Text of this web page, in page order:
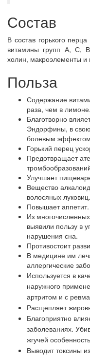
Состав
В состав горького
витамины групп А, С,
холин, макроэлементы и
Польза
Содержание
раза, чем в лимоне.
Благотворно
Эндорфины, в
болевым
Горький перец
Предотвращает
Улучшает
Вещество
волосяных луковиц.
Повышает аппетит.
Из
выявили пользу в
нарушения сна.
Противостоит
В медицине им
аллергические
Используется в
наружного
артритом и с
Расщепляет
Благоприятно
заболеваниях.
жгучей
Выводит токсины